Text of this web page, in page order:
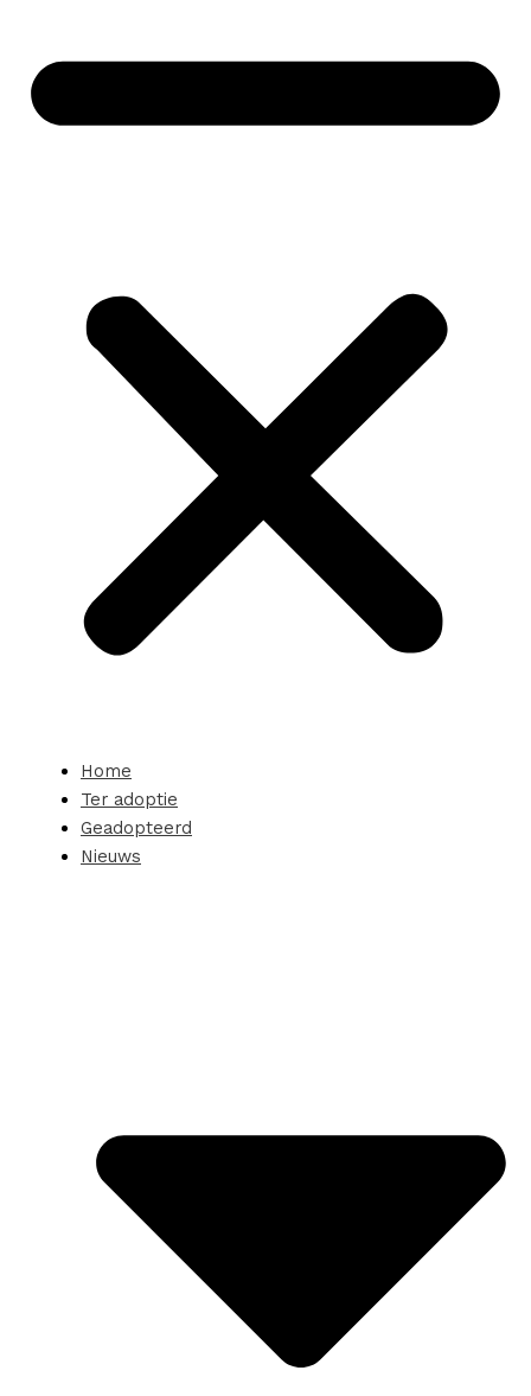
Home
Ter adoptie
Geadopteerd
Nieuws